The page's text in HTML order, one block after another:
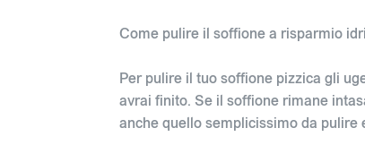
Come pulire il soffione a risparmio
Per pulire il tuo soffione pizzica gli
avrai finito. Se il soffione rimane
anche quello semplicissimo da